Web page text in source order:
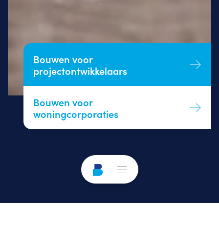
Bouwen voor
projectontwikkelaars
Bouwen voor
woningcorporaties